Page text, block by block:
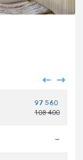
97 560
108 400
—